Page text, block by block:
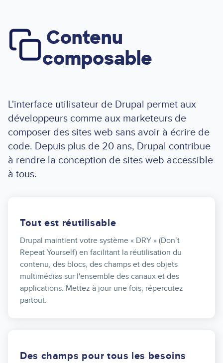
Image
Contenu
composable
L'interface utilisateur de Drupal permet aux
développeurs comme aux marketeurs de
composer des sites web sans avoir à écrire de
code. Depuis plus de 20 ans, Drupal contribue
à rendre la conception de sites web accessible
à tous.
Tout est réutilisable
Drupal maintient votre système « DRY » (Don’t
Repeat Yourself) en facilitant la réutilisation du
contenu, des blocs, des champs et des objets
multimédias sur l'ensemble des canaux et des
applications. Mettez à jour une fois, répercutez
partout.
Des champs pour tous les besoins